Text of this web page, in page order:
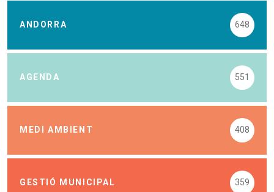
ANDORRA 648
AGENDA 551
MEDI AMBIENT 408
GESTIÓ MUNICIPAL 359